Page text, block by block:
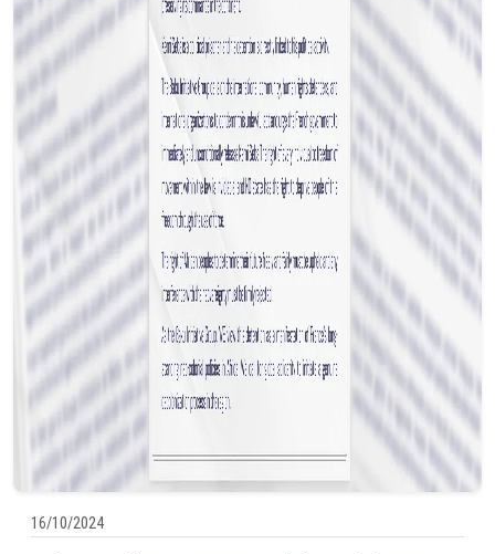
16/10/2024